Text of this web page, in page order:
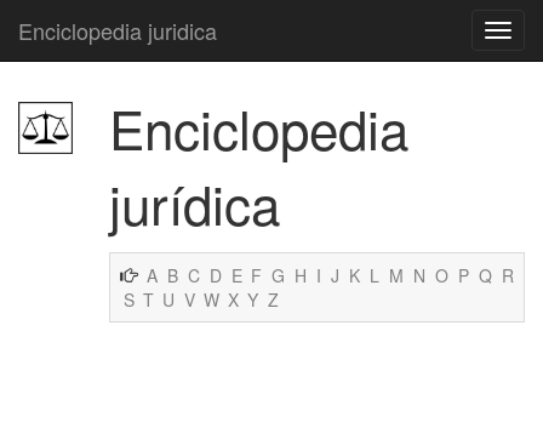
Enciclopedia juridica
Enciclopedia
jurídica
A B C D E F G H I J K L M N O P Q R
S T U V W X Y Z